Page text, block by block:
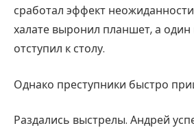
сработал эффект
халате выронил планшет, а
отступил к столу.
Однако преступники быстро
Раздались выстрелы. Андрей